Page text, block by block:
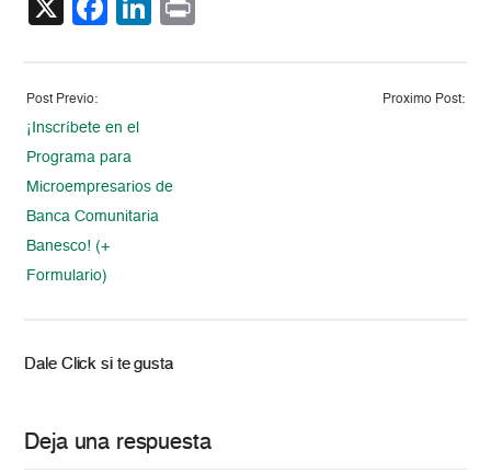
X Facebook
LinkedIn
Post Previo:
¡Inscríbete en el
Programa para
Microempresarios de
Banca Comunitaria
Banesco! (+
Formulario)
Proximo Post:
Dale Click si te gusta
Deja una respuesta